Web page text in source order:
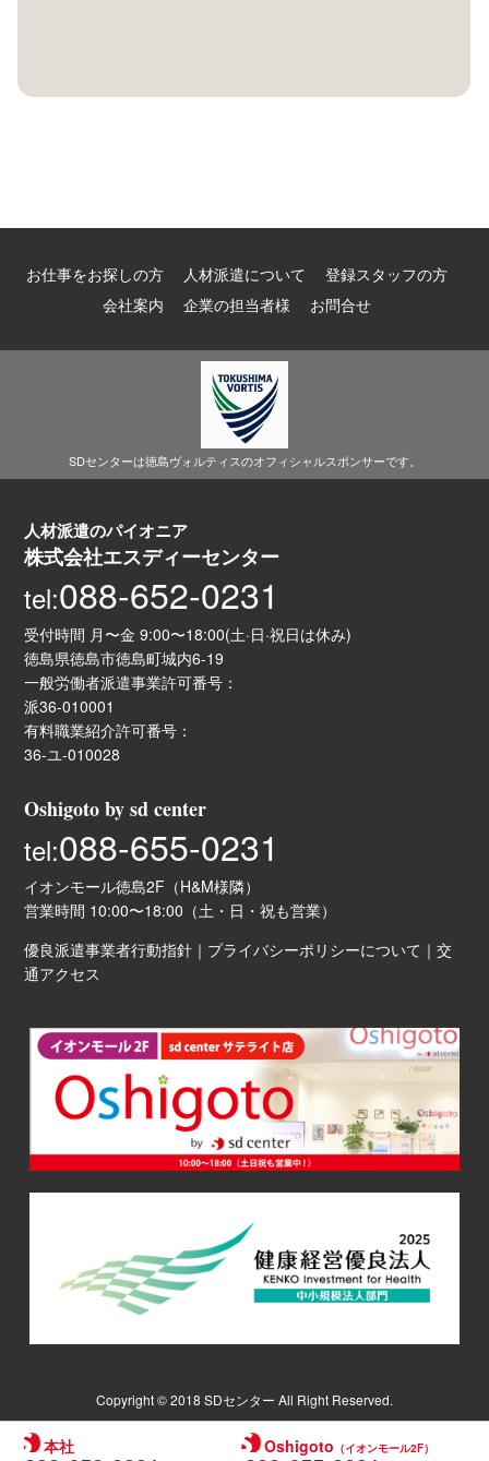
お仕事をお探しの方 人材派遣について
登録スタッフの方
会社案内
企業の担当者様 お問合せ
SDセンターは徳島ヴォルティスのオフィシャルスポンサーです。
人材派遣のパイオニア
株式会社エスディーセンター
tel:088-652-0231
受付時間 月〜金 9:00〜18:00(土·日·祝日は休み)
徳島県徳島市徳島町城内6-19
一般労働者派遣事業許可番号：
派36-010001
有料職業紹介許可番号：
36-ユ-010028
Oshigoto by sd center
tel:088-655-0231
イオンモール徳島2F（H&M様隣）
営業時間 10:00〜18:00（土・日・祝も営業）
優良派遣事業者行動指針 ｜ プライバシーポリシーについて ｜交
通アクセス
Copyright © 2018 SDセンター All Right Reserved.
本社 Oshigoto （イオンモール2F）